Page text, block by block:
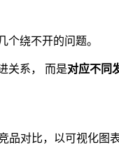
绕不开的问题。
关系， 而是对应不同
对比，以可视化图表